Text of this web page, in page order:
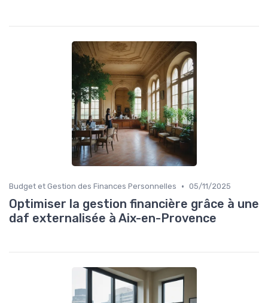
Budget et Gestion des Finances Personnelles • 05/11/2025
Optimiser la gestion financière grâce à une
daf externalisée à Aix-en-Provence